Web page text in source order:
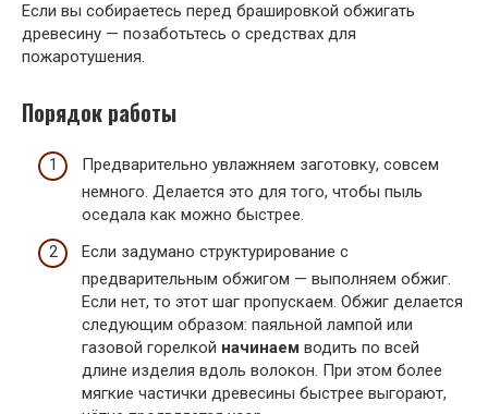
Если вы собираетесь перед брашировкой обжигать
древесину — позаботьтесь о средствах для
пожаротушения.
Порядок работы
Предварительно увлажняем заготовку, совсем
немного. Делается это для того, чтобы пыль
оседала как можно быстрее.
Если задумано структурирование с
предварительным обжигом — выполняем обжиг.
Если нет, то этот шаг пропускаем. Обжиг делается
следующим образом: паяльной лампой или
газовой горелкой начинаем водить по всей
длине изделия вдоль волокон. При этом более
мягкие частички древесины быстрее выгорают,